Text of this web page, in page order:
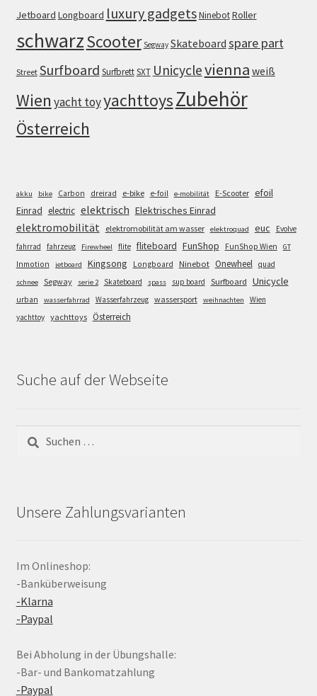
Jetboard Longboard luxury gadgetsNinebotRoller
schwarzScooter Segway Skateboard spare part
Street Surfboard SurfbrettSXT Unicyclevienna weiß
Wien yacht toyyachttoysZubehör
Österreich
akku bike Carbon dreirad e-bike e-foil e-mobilität E-Scooter efoil
Einrad electric elektrisch Elektrisches Einrad
elektromobilität elektromobilität am wasser elektroquad euc
Evolve
fahrrad
fahrzeug Firewheel flite fliteboard FunShop FunShop Wien GT
Inmotion jetboard Kingsong Longboard Ninebot Onewheel quad
schnee Segway serie 2 Skateboard spass sup board Surfboard Unicycle
urban wasserfahrrad Wasserfahrzeug wassersport weihnachten
Wien
yachttoy yachttoys Österreich
Suche auf der Webseite
nach:
Unsere Zahlungsvarianten
Im Onlineshop:
-Banküberweisung
-Klarna
-Paypal
Bei Abholung in der Übungshalle:
-Bar- und Bankomatzahlung
-Paypal